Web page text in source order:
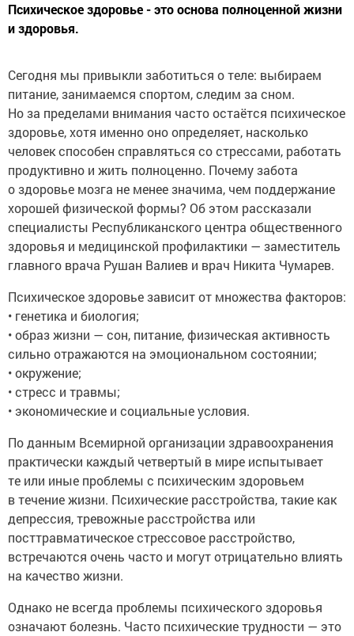
Психическое здоровье - это основа полноценной жизни
и здоровья.
Сегодня мы привыкли заботиться о теле: выбираем
питание, занимаемся спортом, следим за сном.
Но за пределами внимания часто остаётся психическое
здоровье, хотя именно оно определяет, насколько
человек способен справляться со стрессами, работать
продуктивно и жить полноценно. Почему забота
о здоровье мозга не менее значима, чем поддержание
хорошей физической формы? Об этом рассказали
специалисты Республиканского центра общественного
здоровья и медицинской профилактики — заместитель
главного врача Рушан Валиев и врач Никита Чумарев.
Психическое здоровье зависит от множества факторов:
• генетика и биология;
• образ жизни — сон, питание, физическая активность
сильно отражаются на эмоциональном состоянии;
• окружение;
• стресс и травмы;
• экономические и социальные условия.
По данным Всемирной организации здравоохранения
практически каждый четвертый в мире испытывает
те или иные проблемы с психическим здоровьем
в течение жизни. Психические расстройства, такие как
депрессия, тревожные расстройства или
посттравматическое стрессовое расстройство,
встречаются очень часто и могут отрицательно влиять
на качество жизни.
Однако не всегда проблемы психического здоровья
означают болезнь. Часто психические трудности — это